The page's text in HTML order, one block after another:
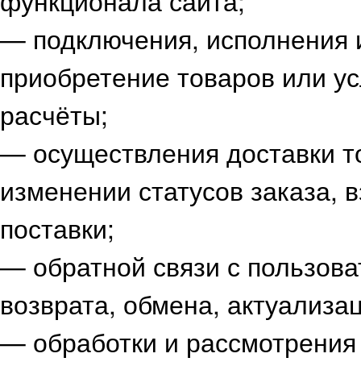
— подключения, исполнения
приобретение товаров или
расчёты;
— осуществления доставки
изменении статусов заказа,
поставки;
— обратной связи с
возврата, обмена,
— обработки и